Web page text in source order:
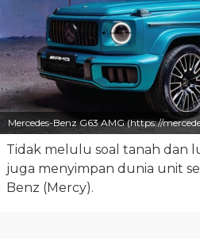
Mercedes-Benz G63 AMG (https://
Tidak melulu soal tanah dan
juga menyimpan dunia unit
Benz (Mercy).